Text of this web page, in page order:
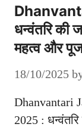
धन्वंतरि की
महत्व और
18/10/2025
Dhanvantari
2025 :